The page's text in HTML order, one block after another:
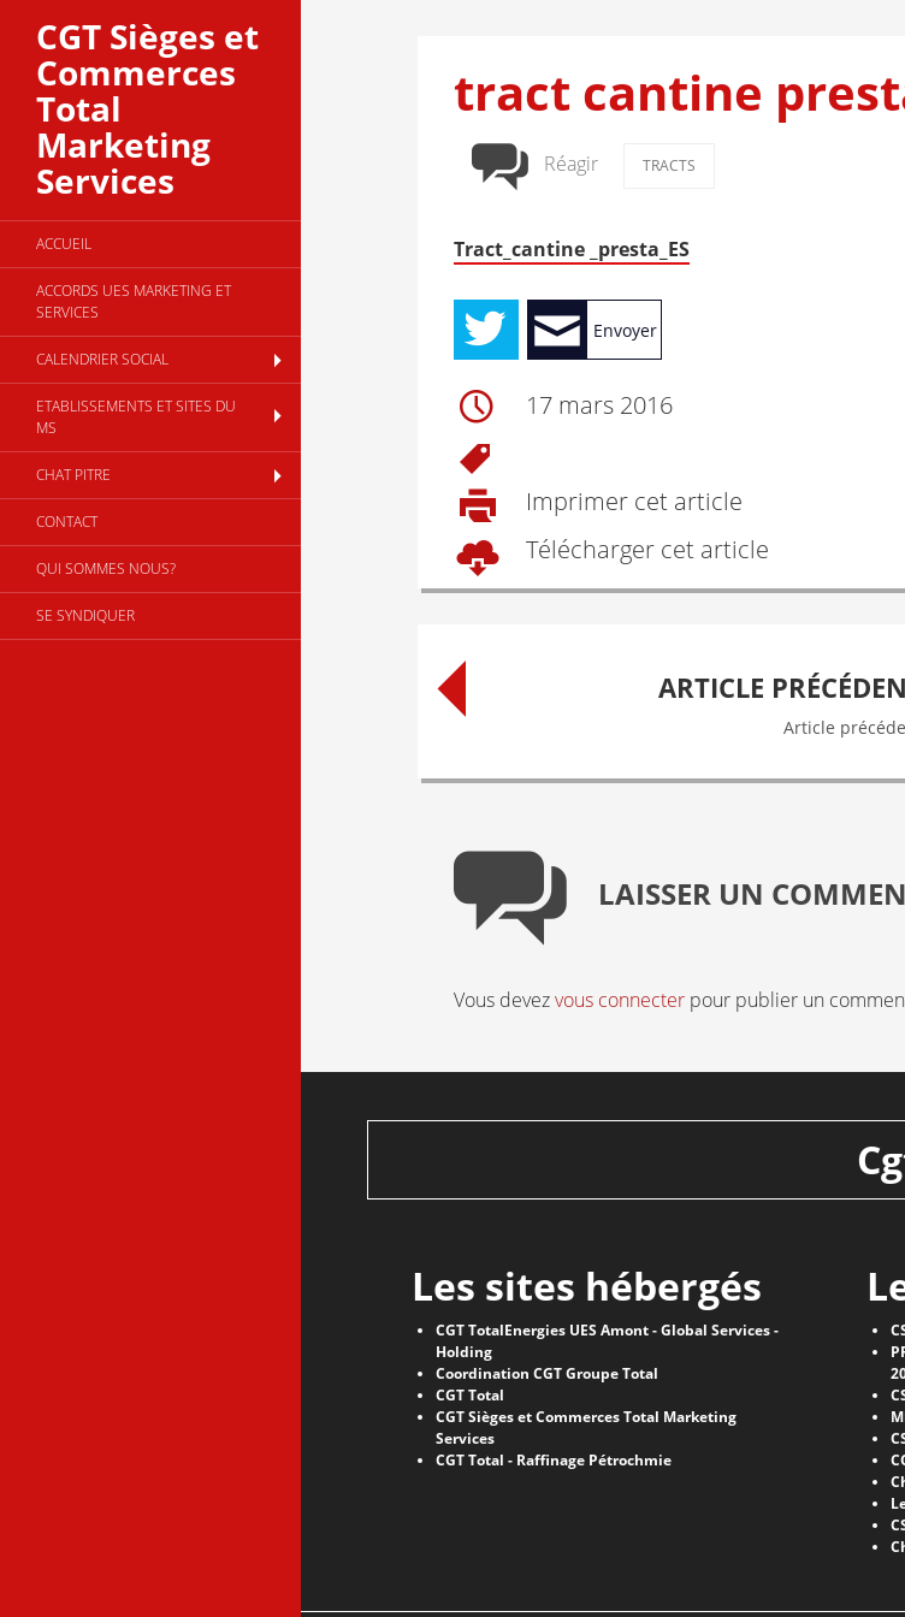
CGT Sièges et
Commerces
Total
Marketing
Services
ACCUEIL
ACCORDS UES MARKETING ET
SERVICES
CALENDRIER SOCIAL
ETABLISSEMENTS ET SITES DU
MS
CHAT PITRE
CONTACT
QUI SOMMES NOUS?
SE SYNDIQUER
tract cantine
Réagir TRACTS
Tract_cantine _presta_ES
Envoyer
17 mars 2016
Imprimer cet article
Télécharger cet article
Post
navigation
ARTICLE
Article
LAISSER UN
Vous devezvous connecter pour publier un
Les sites hébergés
CGT TotalEnergies UES Amont - Global Services -
Holding
Coordination CGT Groupe Total
CGT Total
CGT Sièges et Commerces Total Marketing
Services
CGT Total - Raffinage Pétrochmie